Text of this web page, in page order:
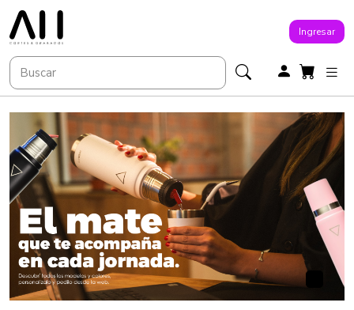
Ingresar